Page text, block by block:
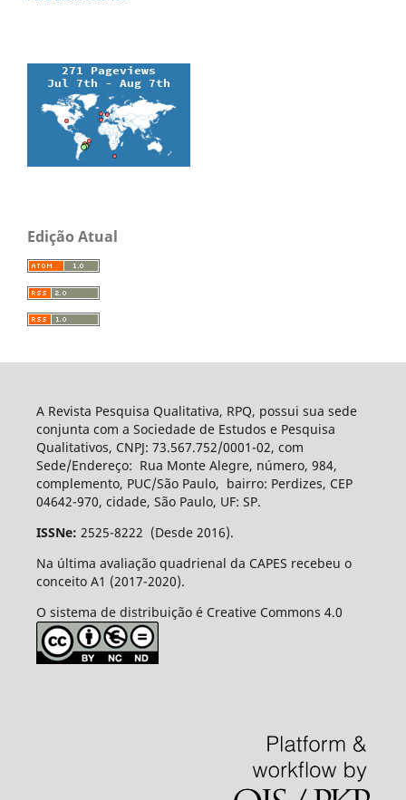
Edição Atual
A Revista Pesquisa Qualitativa, RPQ, possui sua sede
conjunta com a Sociedade de Estudos e Pesquisa
Qualitativos, CNPJ: 73.567.752/0001-02, com
Sede/Endereço: Rua Monte Alegre, número, 984,
complemento, PUC/São Paulo, bairro: Perdizes, CEP
04642-970, cidade, São Paulo, UF: SP.
ISSNe: 2525-8222 (Desde 2016).
Na última avaliação quadrienal da CAPES recebeu o
conceito A1 (2017-2020).
O sistema de distribuição é Creative Commons 4.0